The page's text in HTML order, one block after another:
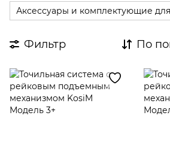
Аксессуары и комплектующие
Фильтр По